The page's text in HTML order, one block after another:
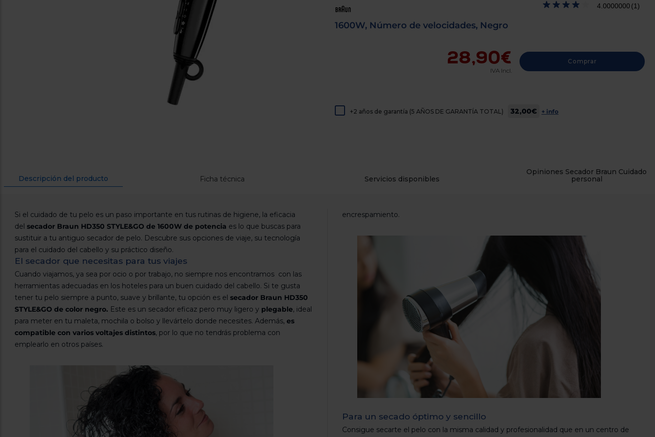
táctiles
pueden
4.0000000 (1)
1600W, Número de velocidades, Negro
28,90€
IVA Incl.
Comprar
+2 años de garantía (5 AÑOS DE GARANTÍA TOTAL) 32,00€ + info
Descripción del producto Ficha técnica Servicios disponibles
Opiniones Secador Braun Cuidado
personal
Si el cuidado de tu pelo es un paso importante en tus rutinas de higiene, la eficacia
del secador Braun HD350 STYLE&GO de 1600W de potencia es lo que buscas para
sustituir a tu antiguo secador de pelo. Descubre sus opciones de viaje, su tecnología
para el cuidado del cabello y su práctico diseño.
El secador que necesitas para tus viajes
Cuando viajamos, ya sea por ocio o por trabajo, no siempre nos encontramos con las
herramientas adecuadas en los hoteles para un buen cuidado del cabello. Si te gusta
tener tu pelo siempre a punto, suave y brillante, tu opción es el secador Braun HD350
STYLE&GO de color negro. Este es un secador eficaz pero muy ligero y plegable, ideal
para meter en tu maleta, mochila o bolso y llevártelo donde necesites. Además, es
compatible con varios voltajes distintos, por lo que no tendrás problema con
emplearlo en otros países.
encrespamiento.
Para un secado óptimo y sencillo
Consigue secarte el pelo con la misma calidad y profesionalidad que en un centro de